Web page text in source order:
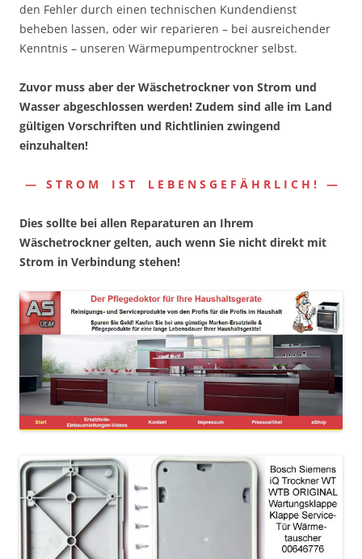
den Fehler durch einen technischen Kundendienst
beheben lassen, oder wir reparieren – bei ausreichender
Kenntnis – unseren Wärmepumpentrockner selbst.
Zuvor muss aber der Wäschetrockner von Strom und
Wasser abgeschlossen werden! Zudem sind alle im Land
gültigen Vorschriften und Richtlinien zwingend
einzuhalten!
— S T R O M I S T L E B E N S G E F Ä H R L I C H ! —
Dies sollte bei allen Reparaturen an Ihrem
Wäschetrockner gelten, auch wenn Sie nicht direkt mit
Strom in Verbindung stehen!